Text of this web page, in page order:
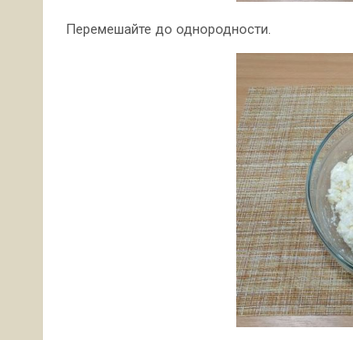
Перемешайте до однородности.